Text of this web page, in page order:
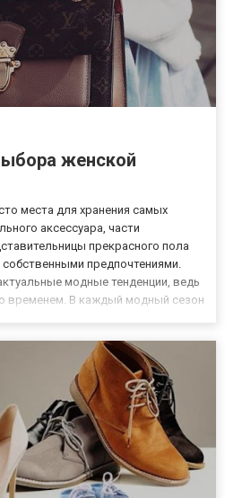
женской
места для хранения самых
аксессуара, части
прекрасного пола
предпочтениями.
модные тенденции, ведь
временем. В каждый модный сезон